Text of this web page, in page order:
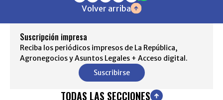
Volver arriba
Suscripción impresa
Reciba los periódicos impresos de La República,
Agronegocios y Asuntos Legales + Acceso digital.
Suscribirse
TODAS LAS SECCIONES